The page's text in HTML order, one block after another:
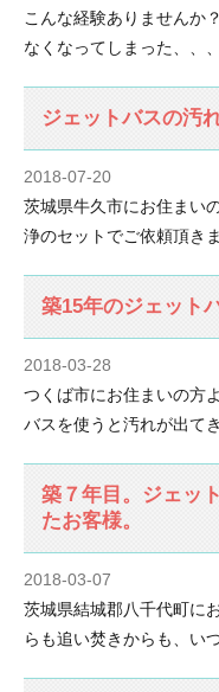
こんな経験ありませんか
なくなってしまった、、
ジェットバスの汚
2018-07-20
茨城県牛久市にお住まい
浄のセットでご依頼頂き
築15年のジェット
2018-03-28
つくば市にお住まいの方
バスを使うと汚れが出て
築７年目。ジェッ
たお客様。
2018-03-07
茨城県結城郡八千代町に
らも追い焚きからも、い